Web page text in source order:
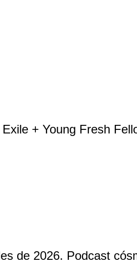
+ Young Fresh
de 2026. Podcast